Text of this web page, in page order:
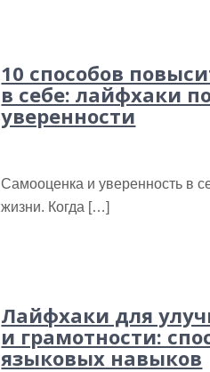
10 способов
в себе: лайфхаки
уверенности
Самооценка и уверенность в
жизни. Когда […]
Лайфхаки для
и грамотности:
языковых навыков